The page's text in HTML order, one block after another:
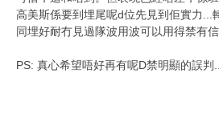
高美斯係要到埋尾呢d位先見到佢實力...
同埋好耐冇見過隊波用波可以用得禁有信
PS: 真心希望唔好再有呢D禁明顯的誤判...